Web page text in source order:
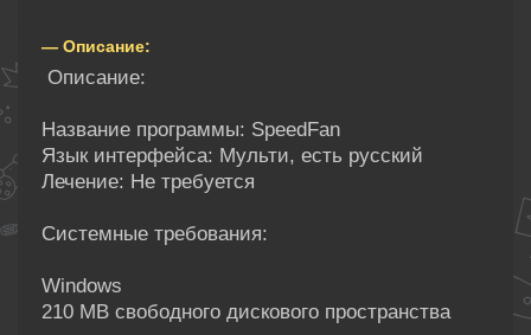
— Описание:
Описание:
Название программы: SpeedFan
Язык интерфейса: Мульти, есть русский
Лечение: Не требуется
Системные требования:
Windows
210 MB свободного дискового пространства